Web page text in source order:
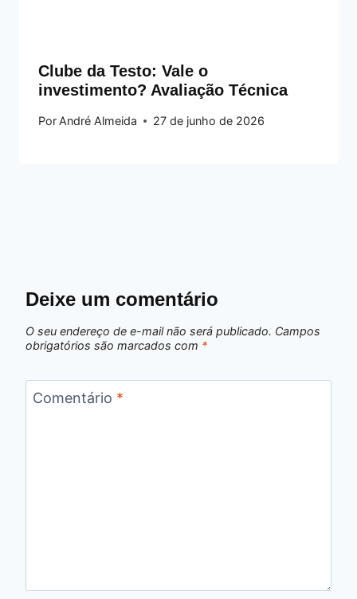
Clube da Testo: Vale o
investimento? Avaliação Técnica
Por André Almeida 27 de junho de 2026
Deixe um comentário
O seu endereço de e-mail não será publicado. Campos
obrigatórios são marcados com *
Comentário *